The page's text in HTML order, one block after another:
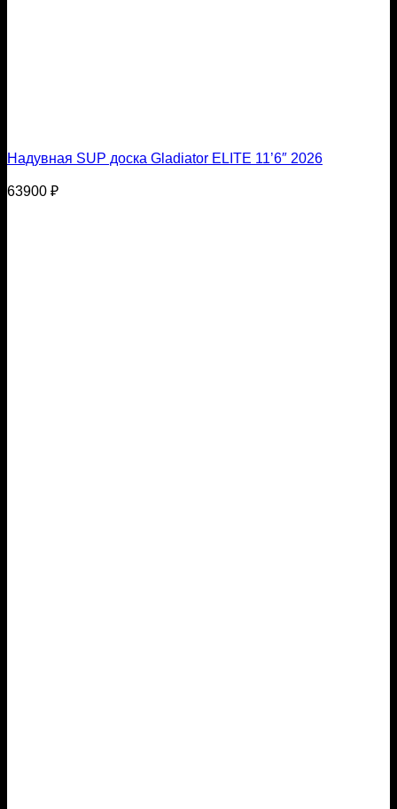
Надувная SUP доска Gladiator ELITE 11’6″ 2026
63900 ₽